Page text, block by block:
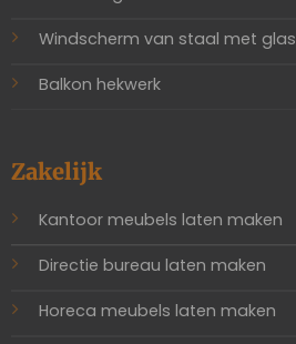
Windscherm van staal met glas
Balkon hekwerk
Zakelijk
Kantoor meubels laten maken
Directie bureau laten maken
Horeca meubels laten maken